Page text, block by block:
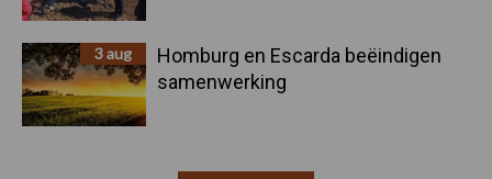
3 aug
Homburg en Escarda beëindigen
samenwerking